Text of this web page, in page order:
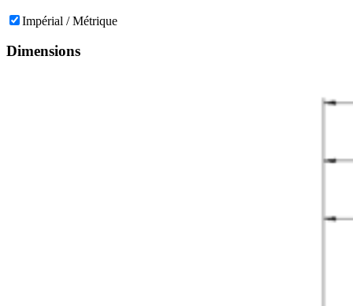
Impérial / Métrique
Dimensions